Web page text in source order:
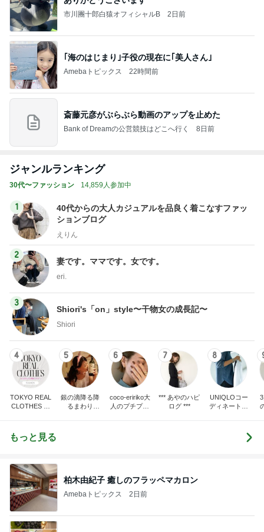
市川團十郎白猿オフィシャルB 2日前
｢海のはじまり｣子役の現在に｢美人さん｣
Amebaトピックス 22時間前
斎藤元彦がぶらぶら動画のアップを止めた
Bank of Dreamの公営競技はどこへ行く 8日前
ジャンルランキング
30代〜ファッション 14,859人参加中
1
40代からの大人カジュアルを品良く着こなすファッ
ションブログ
えりん
2
妻です。ママです。女です。
eri.
3
Shiori's「on」style〜干物女の成長記〜
Shiori
4
TOKYO REAL
CLOTHES 大
5
銀の滴降る降
るまわり
6
coco-eririko大
人のプチプラ
7
*** あやのハピ
ログ ***
8
UNIQLOコー
ディネート日
もっと見る
柏木由紀子 癒しのフラッペマカロン
Amebaトピックス 2日前